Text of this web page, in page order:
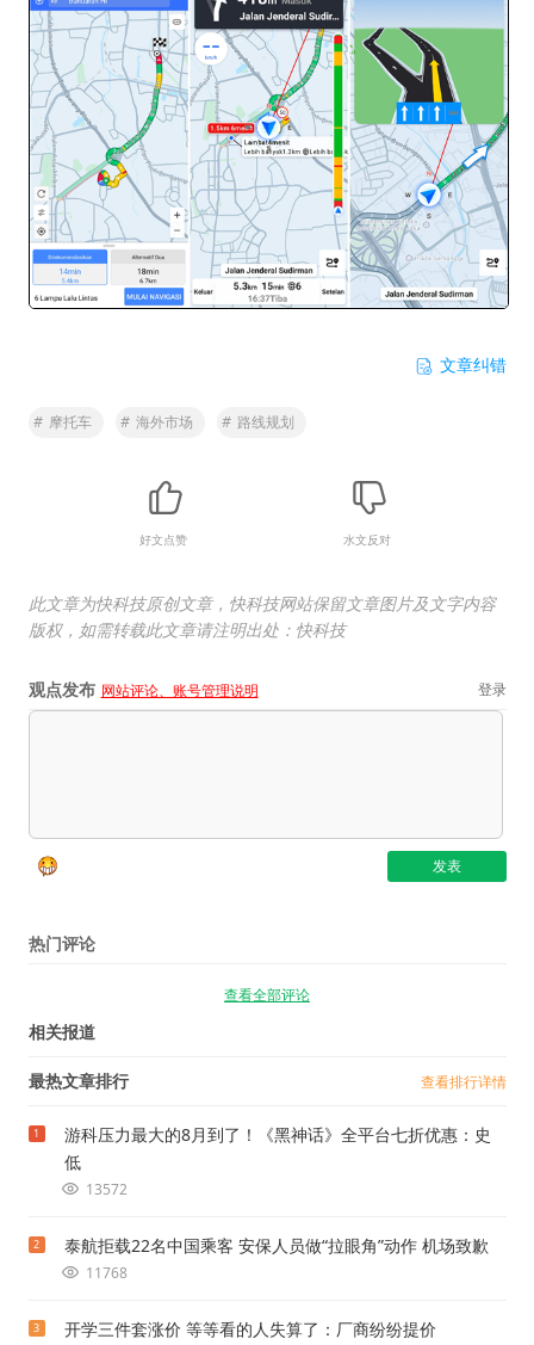
文章纠错
# 摩托车 # 海外市场 # 路线规划
好文点赞 水文反对
此文章为快科技原创文章，快科技网站保留文章图片及文字内容
版权，如需转载此文章请注明出处：快科技
观点发布 网站评论、账号管理说明 登录
热门评论
查看全部评论
相关报道
最热文章排行 查看排行详情
1
游科压力最大的8月到了！《黑神话》全平台七折优惠：史
低
13572
2 泰航拒载22名中国乘客 安保人员做“拉眼角”动作 机场致歉
11768
3 开学三件套涨价 等等看的人失算了：厂商纷纷提价